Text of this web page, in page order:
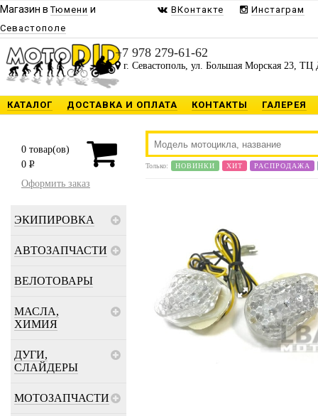
Магазин вТюмени и
Севастополе
ВКонтакте Инстаграм
+7 978 279-61-62
г. Севастополь, ул. Большая Морская 23, ТЦ
КАТАЛОГ ДОСТАВКА И ОПЛАТА КОНТАКТЫ ГАЛЕРЕЯ
0 товар(ов)
0 P
Оформить заказ
ЭКИПИРОВКА
АВТОЗАПЧАСТИ
ВЕЛОТОВАРЫ
МАСЛА,
ХИМИЯ
ДУГИ,
СЛАЙДЕРЫ
МОТОЗАПЧАСТИ
Только: НОВИНКИ ХИТ РАСПРОДАЖА